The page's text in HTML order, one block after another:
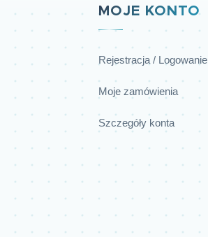
MOJE KONTO
Rejestracja / Logowanie
Moje zamówienia
Szczegóły konta